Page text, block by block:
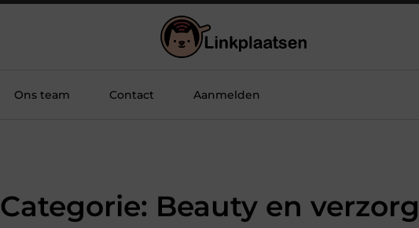
Ons team Contact Aanmelden
Categorie: Beauty en